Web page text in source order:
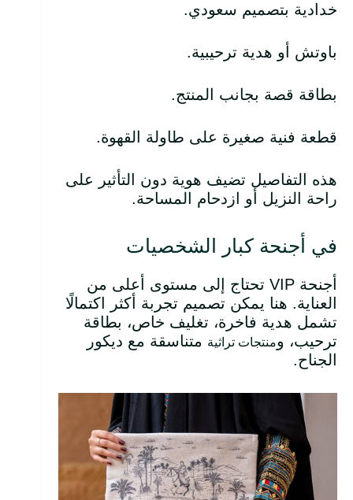
خدادية بتصميم سعودي.
باوتش أو هدية ترحيبية.
بطاقة قصة بجانب المنتج.
قطعة فنية صغيرة على طاولة القهوة.
هذه التفاصيل تضيف هوية دون التأثير على
راحة النزيل أو ازدحام المساحة.
في أجنحة كبار الشخصيات
أجنحة VIP تحتاج إلى مستوى أعلى من
العناية. هنا يمكن تصميم تجربة أكثر اكتمالًا
تشمل هدية فاخرة، تغليف خاص، بطاقة
ترحيب، ومنتجات تراثية متناسقة مع ديكور
الجناح.